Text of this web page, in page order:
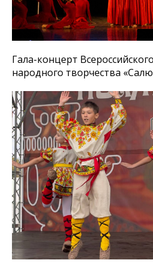
Гала-концерт
народного творчества